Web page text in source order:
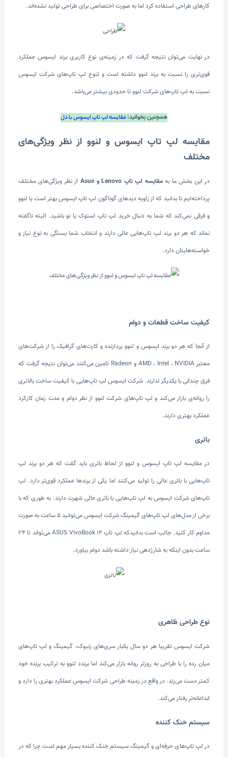
کارهای طراحی استفاده کرد اما به صورت اختصاصی برای طراحی تولید نشده‌اند.
در نهایت می‌توان نتیجه گرفت که در زمینه‌ی نوع کاربری برند ایسوس عملکرد
قوی‌تری را نسبت به برند لنوو داشته است و تنوع لپ تاپ‌های شرکت ایسوس
نسبت به لپ تاپ‌های شرکت لنوو تا حدودی بیشتر می‌باشد.
همچنین بخوانید: مقایسه لپ تاپ ایسوس با دل
مقایسه لپ تاپ ایسوس و لنوو از نظر ویژگی‌های
مختلف
در این بخش ما بهمقایسه لپ تاپ Lenovo و Asus
از نظر ویژگی‌های مختلف
پرداخته‌ایم تا بدانید که از زاویه دید‌های گوناگون لپ تاپ ایسوس بهتر است یا لنوو
و فرقی نمی‌کند که شما به دنبال خرید لپ تاپ استوک یا نو باشید. البته ناگفته
نماند که هر دو برند لپ تاپ‌هایی عالی دارند و انتخاب شما بستگی به نوع نیاز و
خواسته‌هایتان دارد.
کیفیت ساخت قطعات و دوام
از آنجا که هر دو برند ایسوس و لنوو پردازنده و کارت‌های گرافیک را از شرکت‌های
معتبر AMD ، Intel ، NVIDIA و Radeon تامین می‌کنند می‌توان نتیجه گرفت که
فرق چندانی با یکدیگر ندارند. شرکت ایسوس لپ تاپ‌هایی با کیفیت ساخت بالاتری
را روانه‌ی بازار می‌کند و لپ تاپ‌های شرکت لنوو از نظر دوام و مدت زمان کارکرد
عملکرد بهتری دارند.
باتری
در مقایسه لپ تاپ ایسوس و لنوو از لحاظ باتری باید گفت که هر دو برند لپ
تاپ‌هایی با باتری عالی را تولید می‌کنند اما یکی از برندها عملکرد قوی‌تر دارد. لپ
تاپ‌های شرکت ایسوس به لپ تاپ‌هایی با باتری عالی شهرت دارند. به طوری که با
برخی از مدل‌های لپ تاپ‌های گیمینگ شرکت ایسوس می‌توانید 5 ساعت به صورت
مداوم کار کنید. جالب است بدانیدکه لپ تاپ ASUS VivoBook 14 می‌تواند تا 24
ساعت بدون اینکه به شارژدهی نیاز داشته باشد دوام بیاورد.
نوع طراحی ظاهری
شرکت ایسوس تقریبا هر دو سال یکبار سری‌های زنبوک، گیمینگ و لپ تاپ‌های
میان رده را با طراحی به روزتر روانه بازار می‌کند اما برندد لنوو به ترکیب برنده خود
کمتر دست می‌زند. در واقع در زمینه طراحی شرکت ایسوس عملکرد بهتری را دارد و
ابداعانه‌تر رفتار می‌کند.
سیستم خنک کننده
در لپ تاپ‌های حرفه‌ای و گیمینگ سیستم خنک کننده بسیار مهم است چرا که در